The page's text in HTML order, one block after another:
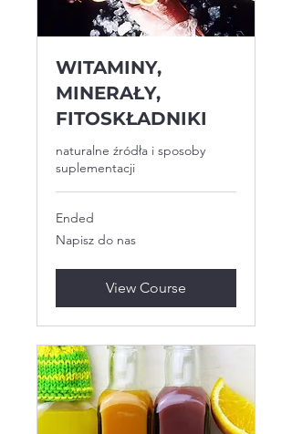
WITAMINY,
MINERAŁY,
FITOSKŁADNIKI
naturalne źródła i sposoby
suplementacji
Ended
Napisz
do
Napisz do nas
View Course